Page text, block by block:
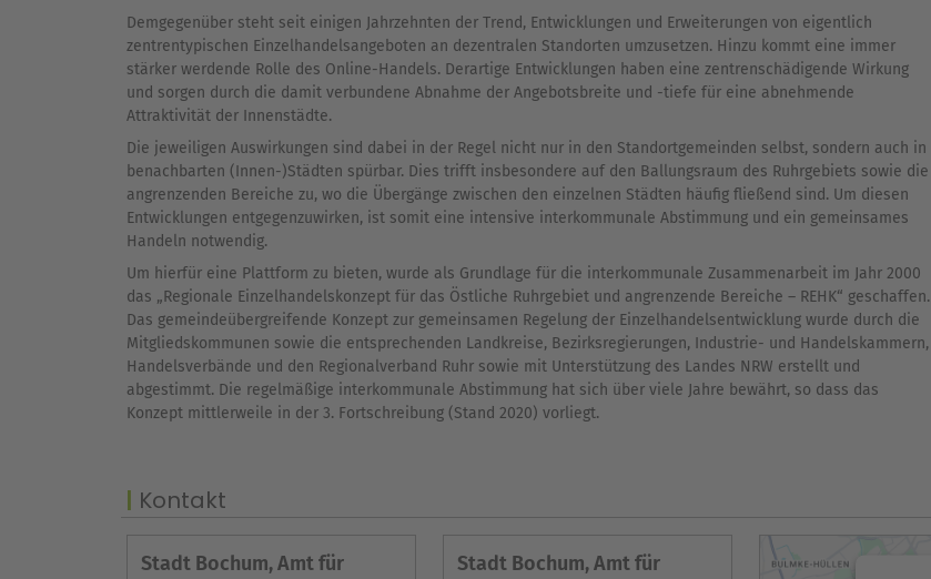
Demgegenüber steht seit einigen Jahrzehnten der Trend, Entwicklungen und Erweiterungen von eigentlich
zentrentypischen Einzelhandelsangeboten an dezentralen Standorten umzusetzen. Hinzu kommt eine immer
stärker werdende Rolle des Online-Handels. Derartige Entwicklungen haben eine zentrenschädigende Wirkung
und sorgen durch die damit verbundene Abnahme der Angebotsbreite und -tiefe für eine abnehmende
Attraktivität der Innenstädte.
Die jeweiligen Auswirkungen sind dabei in der Regel nicht nur in den Standortgemeinden selbst, sondern auch in
benachbarten (Innen-)Städten spürbar. Dies trifft insbesondere auf den Ballungsraum des Ruhrgebiets sowie die
angrenzenden Bereiche zu, wo die Übergänge zwischen den einzelnen Städten häufig fließend sind. Um diesen
Entwicklungen entgegenzuwirken, ist somit eine intensive interkommunale Abstimmung und ein gemeinsames
Handeln notwendig.
Um hierfür eine Plattform zu bieten, wurde als Grundlage für die interkommunale Zusammenarbeit im Jahr 2000
das „Regionale Einzelhandelskonzept für das Östliche Ruhrgebiet und angrenzende Bereiche – REHK“ geschaffen.
Das gemeindeübergreifende Konzept zur gemeinsamen Regelung der Einzelhandelsentwicklung wurde durch die
Mitgliedskommunen sowie die entsprechenden Landkreise, Bezirksregierungen, Industrie- und Handelskammern,
Handelsverbände und den Regionalverband Ruhr sowie mit Unterstützung des Landes NRW erstellt und
abgestimmt. Die regelmäßige interkommunale Abstimmung hat sich über viele Jahre bewährt, so dass das
Konzept mittlerweile in der 3. Fortschreibung (Stand 2020) vorliegt.
Kontakt
Stadt Bochum, Amt für
Stadt Bochum, Amt für